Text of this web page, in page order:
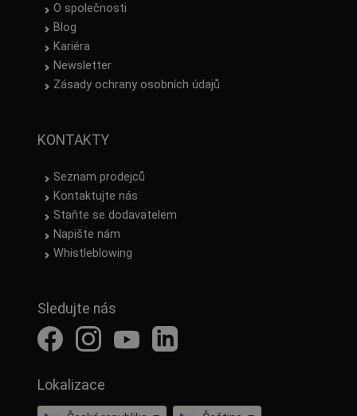
O společnosti
Blog
Kariéra
Newsletter
Zásady ochrany osobních údajů
KONTAKTY
Seznam prodejců
Kontaktujte nás
Staňte se dodavatelem
Napište nám
Whistleblowing
Sledujte nás
Lokalizace